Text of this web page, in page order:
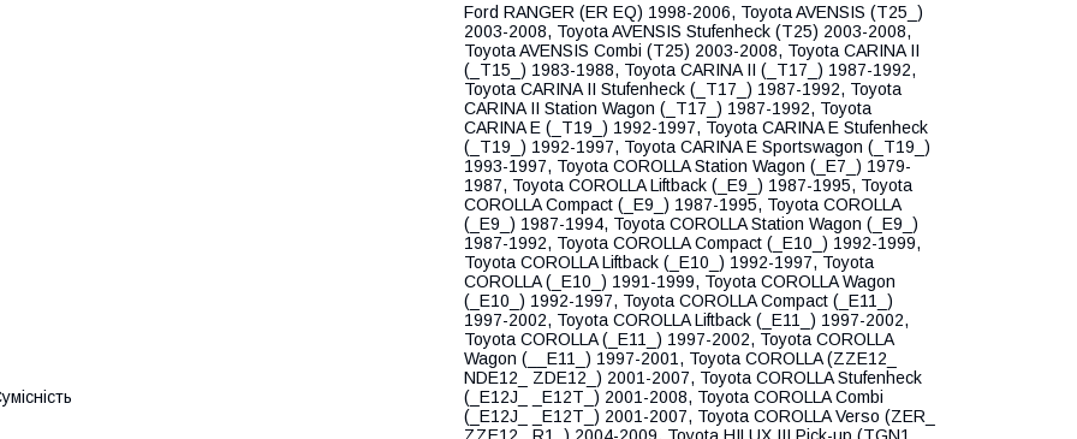
Ford RANGER (ER EQ) 1998-2006, Toyota AVENSIS (T25_)
2003-2008, Toyota AVENSIS Stufenheck (T25) 2003-2008,
Toyota AVENSIS Combi (T25) 2003-2008, Toyota CARINA II
(_T15_) 1983-1988, Toyota CARINA II (_T17_) 1987-1992,
Toyota CARINA II Stufenheck (_T17_) 1987-1992, Toyota
CARINA II Station Wagon (_T17_) 1987-1992, Toyota
CARINA E (_T19_) 1992-1997, Toyota CARINA E Stufenheck
(_T19_) 1992-1997, Toyota CARINA E Sportswagon (_T19_)
1993-1997, Toyota COROLLA Station Wagon (_E7_) 1979-
1987, Toyota COROLLA Liftback (_E9_) 1987-1995, Toyota
COROLLA Compact (_E9_) 1987-1995, Toyota COROLLA
(_E9_) 1987-1994, Toyota COROLLA Station Wagon (_E9_)
1987-1992, Toyota COROLLA Compact (_E10_) 1992-1999,
Toyota COROLLA Liftback (_E10_) 1992-1997, Toyota
COROLLA (_E10_) 1991-1999, Toyota COROLLA Wagon
(_E10_) 1992-1997, Toyota COROLLA Compact (_E11_)
1997-2002, Toyota COROLLA Liftback (_E11_) 1997-2002,
Toyota COROLLA (_E11_) 1997-2002, Toyota COROLLA
Wagon (__E11_) 1997-2001, Toyota COROLLA (ZZE12_
NDE12_ ZDE12_) 2001-2007, Toyota COROLLA Stufenheck
(_E12J_ _E12T_) 2001-2008, Toyota COROLLA Combi
(_E12J_ _E12T_) 2001-2007, Toyota COROLLA Verso (ZER_
ZZE12_ R1_) 2004-2009, Toyota HILUX III Pick-up (TGN1_